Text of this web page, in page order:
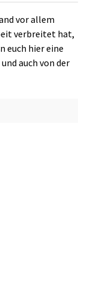
vor allem
verbreitet hat,
euch hier eine
auch von der